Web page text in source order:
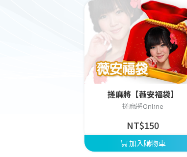
搓麻將【薇安福袋】
搓麻將Online
NT$150
加入購物車